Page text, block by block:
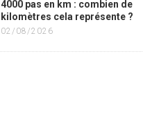
4000 pas en km : combien de
kilomètres cela représente ?
02/08/2026